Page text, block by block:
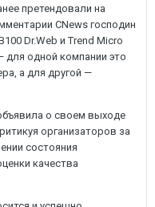
претендовали на
CNews господин
Dr.Web и Trend Micro
одной компании это
а для другой —
о своем выходе
организаторов за
состояния
качества